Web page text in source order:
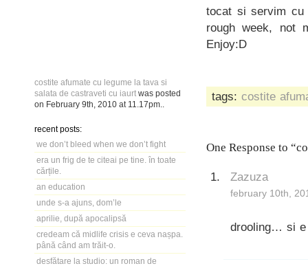
costite afumate cu legume la tava si
salata de castraveti cu iaurt was posted
on February 9th, 2010 at 11.17pm
recent posts:
we don’t bleed when we don’t fight
era un frig de te citeai pe tine. în toate
cărțile.
an education
unde s-a ajuns, dom’le
aprilie, după apocalipsă
credeam că midlife crisis e ceva nașpa.
până când am trăit-o.
desfătare la studio: un roman de
tocat si servim cu
rough week, not
Enjoy:D
tags: costite
One Response to
Zazuza
february 10th,
drooling… si e